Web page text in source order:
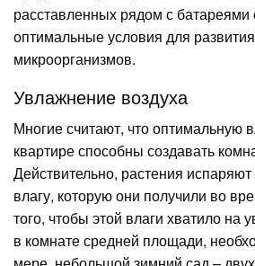
расставленных рядом с батареями
оптимальные условия для
микроорганизмов.
Увлажнение воздуха
Многие считают, что оптимальную
квартире способны создавать
Действительно, растения испаряют
влагу, которую они получили во
того, чтобы этой влаги хватило на
в комнате средней площади,